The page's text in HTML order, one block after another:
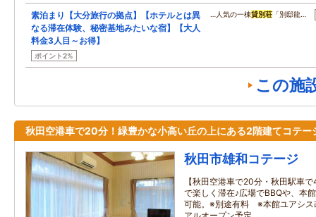
素泊まり【大分旅行の拠点】【ホテルとは異
なる滞在体験、秘密基地みたいな宿】【大人
料金3人目～お得】
ポイント2%
…人気の一棟貸別荘 「別邸龍…
この施
秋田空港車で20分！緑豊かな小高い丘の上にある2階建てコテー
秋田市雄和コテージ
【秋田空港車で20分・秋田駅車
で楽しく滞在♪広場でBBQや、本
可能。※別途有料 ※本館ユアシス